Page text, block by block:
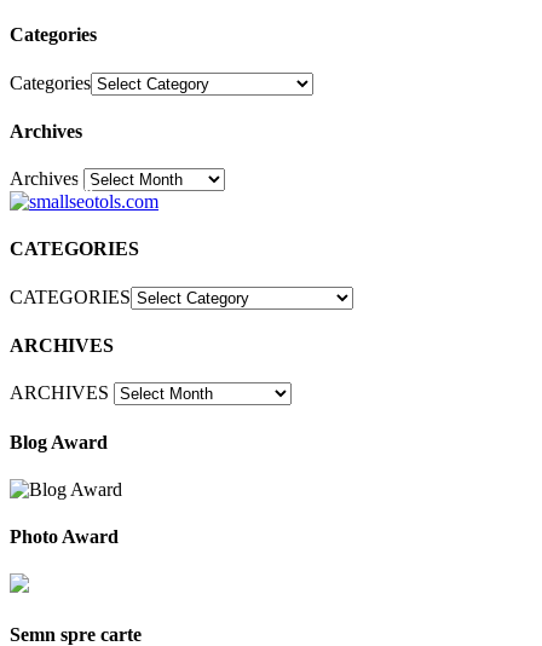
Categories
Categories
Archives
Archives30
CATEGORIES
CATEGORIES
ARCHIVES
ARCHIVES
Blog Award
Photo Award
Semn spre carte